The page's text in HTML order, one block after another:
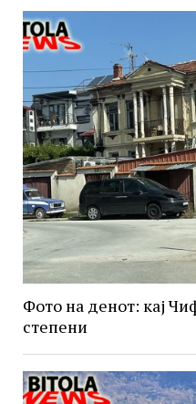
Фото на денот: кај
степени